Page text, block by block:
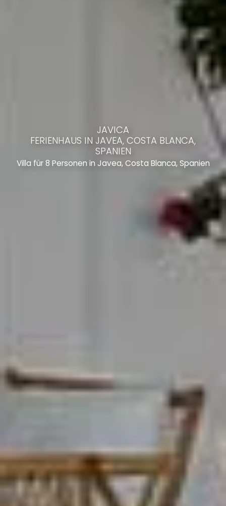
JAVICA
FERIENHAUS IN JAVEA, COSTA BLANCA,
SPANIEN
Villa für 8 Personen in Javea, Costa Blanca, Spanien